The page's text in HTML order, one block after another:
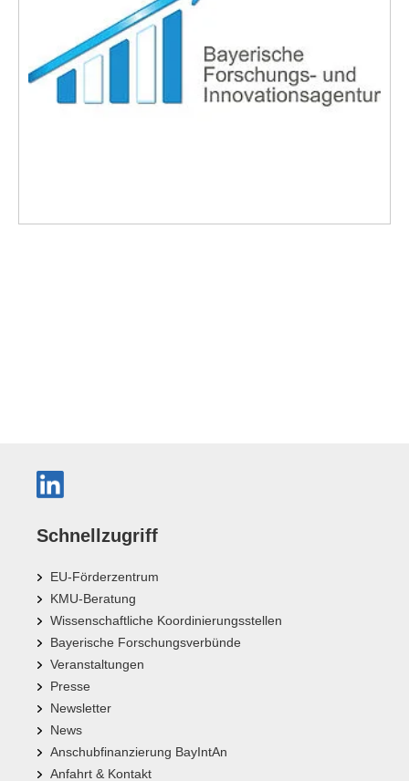
Schnellzugriff
EU-Förderzentrum
KMU-Beratung
Wissenschaftliche Koordinierungsstellen
Bayerische Forschungsverbünde
Veranstaltungen
Presse
Newsletter
News
Anschubfinanzierung BayIntAn
Anfahrt & Kontakt